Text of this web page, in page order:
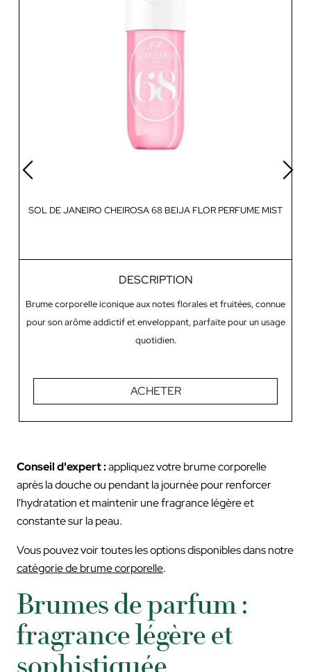
SOL DE JANEIRO CHEIROSA 68 BEIJA FLOR PERFUME MIST
DESCRIPTION
Brume corporelle iconique aux notes florales et fruitées, connue
pour son arôme addictif et enveloppant, parfaite pour un usage
quotidien.
ACHETER
Conseil d'expert :appliquez votre brume corporelle
après la douche ou pendant la journée pour renforcer
l'hydratation et maintenir une fragrance légère et
constante sur la peau.
Vous pouvez voir toutes les options disponibles dans notre
catégorie de brume corporelle.
Brumes de parfum :
fragrance légère et
sophistiquée